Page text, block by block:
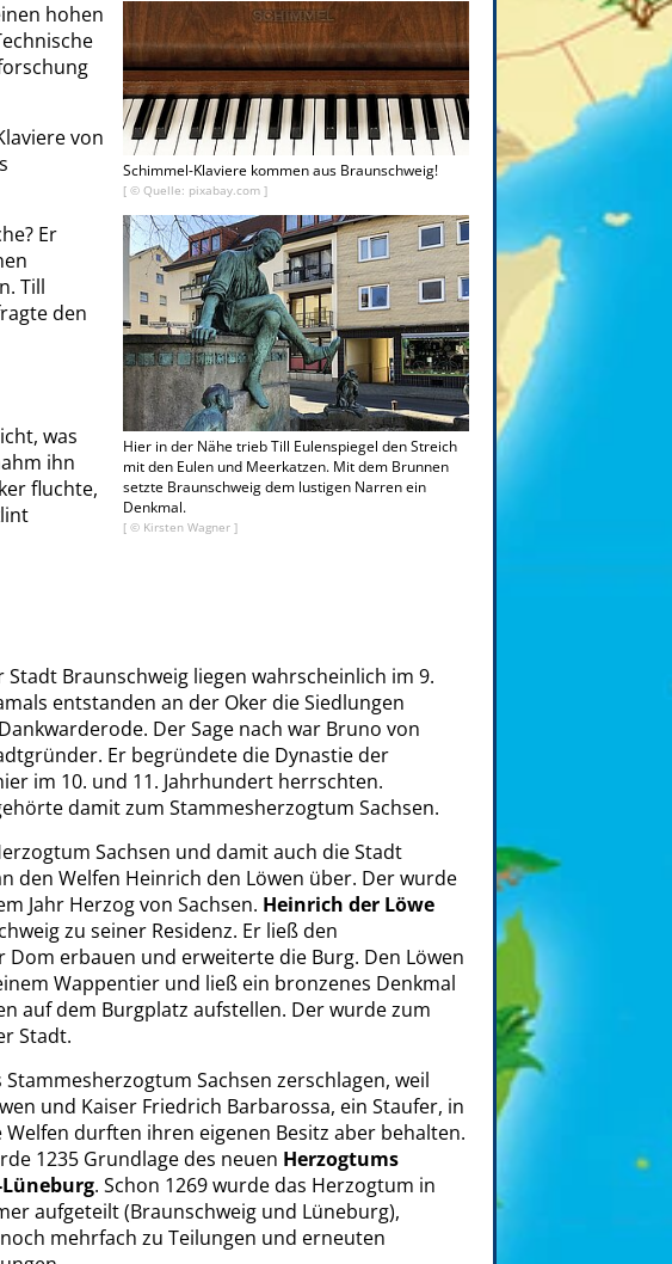
Schimmel-Klaviere kommen aus Braunschweig!
[ © Quelle: pixabay.com ]
Hier in der Nähe trieb Till Eulenspiegel den Streich
mit den Eulen und Meerkatzen. Mit dem Brunnen
setzte Braunschweig dem lustigen Narren ein
Denkmal.
[ © Kirsten Wagner ]
hohen
von
Er
Till
den
was
ihn
fluchte,
Stadt Braunschweig liegen wahrscheinlich im 9.
entstanden an der Oker die Siedlungen
Der Sage nach war Bruno von
Er begründete die Dynastie der
im 10. und 11. Jahrhundert herrschten.
damit zum Stammesherzogtum Sachsen.
Sachsen und damit auch die Stadt
den Welfen Heinrich den Löwen über. Der wurde
Jahr Herzog von Sachsen. Heinrich der Löwe
zu seiner Residenz. Er ließ den
Dom erbauen und erweiterte die Burg. Den Löwen
Wappentier und ließ ein bronzenes Denkmal
auf dem Burgplatz aufstellen. Der wurde zum
Stadt.
Stammesherzogtum Sachsen zerschlagen, weil
und Kaiser Friedrich Barbarossa, ein Staufer, in
Welfen durften ihren eigenen Besitz aber behalten.
1235 Grundlage des neuen Herzogtums
. Schon 1269 wurde das Herzogtum in
aufgeteilt (Braunschweig und Lüneburg),
mehrfach zu Teilungen und erneuten